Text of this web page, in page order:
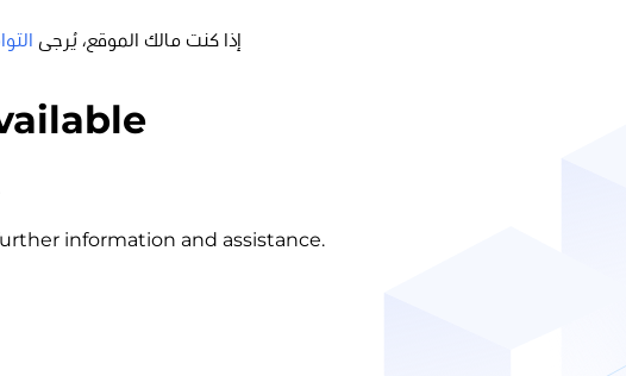
إذا كنت مالك الموقع، يُرجى
information and assistance.